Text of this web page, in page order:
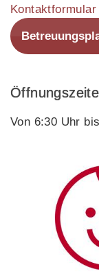
Kontaktformular
Von 6:30 Uhr